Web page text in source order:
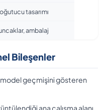
tasarımı
ambalaj
Bileşenler
geçmişini gösteren
ana çalışma alanı.